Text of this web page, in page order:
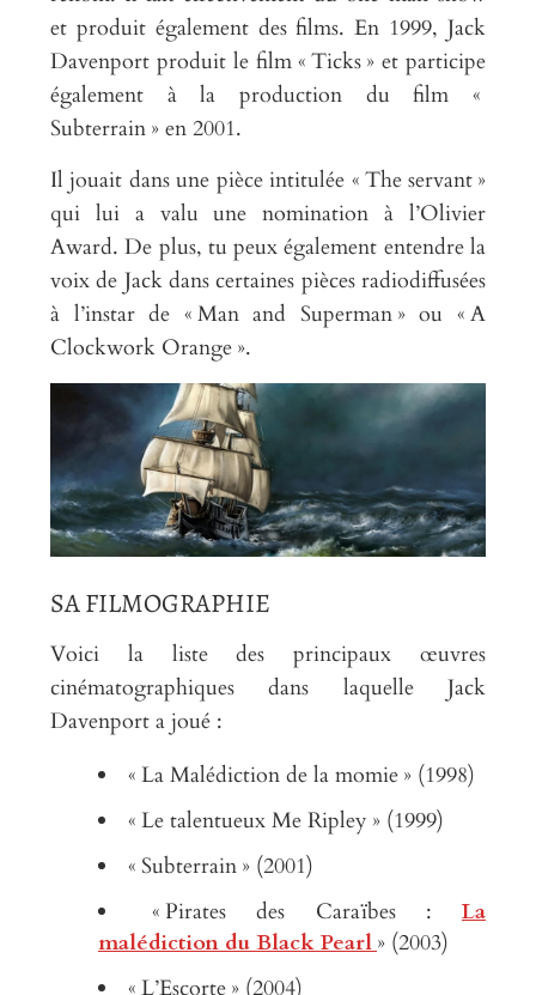
et produit également des films. En 1999, Jack
Davenport produit le film « Ticks » et participe
également à la production du film «
Subterrain » en 2001.
Il jouait dans une pièce intitulée « The servant »
qui lui a valu une nomination à l’Olivier
Award. De plus, tu peux également entendre la
voix de Jack dans certaines pièces radiodiffusées
à l’instar de « Man and Superman » ou « A
Clockwork Orange ».
SA FILMOGRAPHIE
Voici la liste des principaux œuvres
cinématographiques dans laquelle Jack
Davenport a joué :
« La Malédiction de la momie » (1998)
« Le talentueux Me Ripley » (1999)
« Subterrain » (2001)
« Pirates des Caraïbes :La
malédiction du Black Pearl » (2003)
« L’Escorte » (2004)